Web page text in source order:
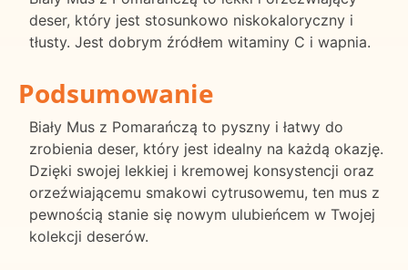
deser, który jest stosunkowo niskokaloryczny i
tłusty. Jest dobrym źródłem witaminy C i wapnia.
Podsumowanie
Biały Mus z Pomarańczą to pyszny i łatwy do
zrobienia deser, który jest idealny na każdą okazję.
Dzięki swojej lekkiej i kremowej konsystencji oraz
orzeźwiającemu smakowi cytrusowemu, ten mus z
pewnością stanie się nowym ulubieńcem w Twojej
kolekcji deserów.